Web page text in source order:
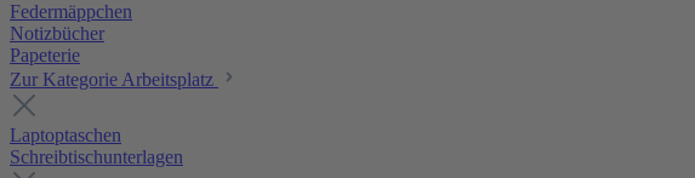
Federmäppchen
Notizbücher
Papeterie
Zur Kategorie Arbeitsplatz
Laptoptaschen
Schreibtischunterlagen